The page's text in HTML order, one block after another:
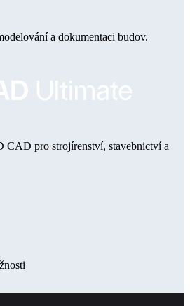
a dokumentaci budov.
CAD pro strojírenství, stavebnictví a